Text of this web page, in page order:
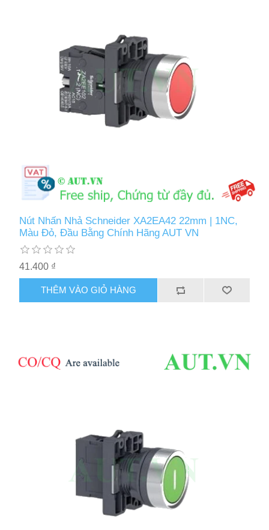
Nút Nhấn Nhả Schneider XA2EA42 22mm | 1NC,
Màu Đỏ, Đầu Bằng Chính Hãng AUT VN
41.400 ₫
THÊM VÀO GIỎ HÀNG